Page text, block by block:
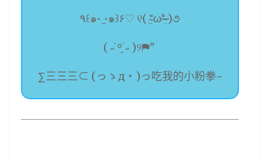
٩꒰๑• ̫•๑꒱۶♡ ୧( ⁼̴̶̤̀ω⁼̴̶̤́ )૭
( ˶˙º̬˙˶ )୨⚑︎" ​​​
∑三三三⊂ (っゝд・)っ吃我的小粉拳~